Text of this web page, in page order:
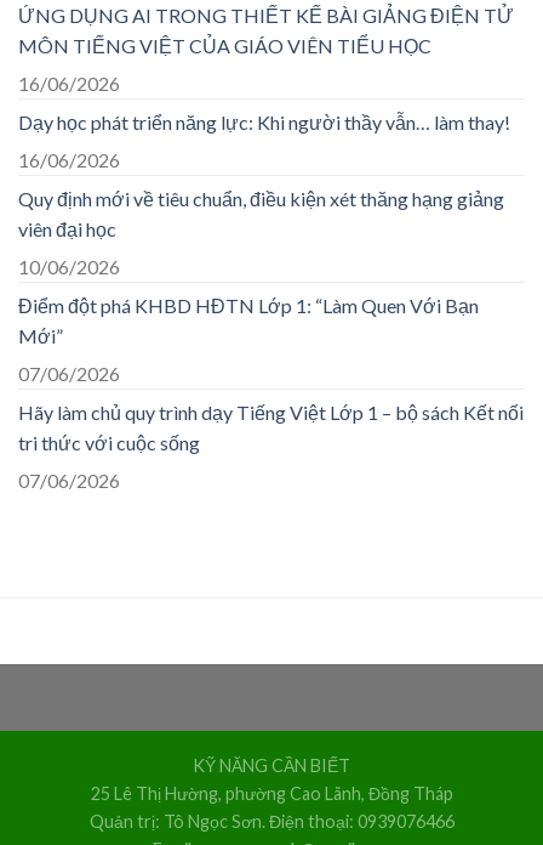
ỨNG DỤNG AI TRONG THIẾT KẾ BÀI GIẢNG ĐIỆN TỬ
MÔN TIẾNG VIỆT CỦA GIÁO VIÊN TIỂU HỌC
16/06/2026
Dạy học phát triển năng lực: Khi người thầy vẫn… làm thay!
16/06/2026
Quy định mới về tiêu chuẩn, điều kiện xét thăng hạng giảng
viên đại học
10/06/2026
Điểm đột phá KHBD HĐTN Lớp 1: “Làm Quen Với Bạn
Mới”
07/06/2026
Hãy làm chủ quy trình dạy Tiếng Việt Lớp 1 – bộ sách Kết nối
tri thức với cuộc sống
07/06/2026
KỸ NĂNG CẦN BIẾT
25 Lê Thị Hường, phường Cao Lãnh, Đồng Tháp
Quản trị: Tô Ngọc Sơn. Điện thoại: 0939076466